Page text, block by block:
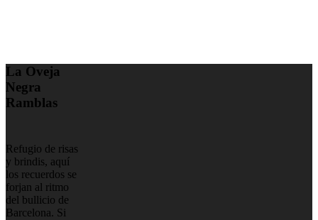
La Oveja
Negra
Ramblas
Refugio de risas
y brindis, aquí
los recuerdos se
forjan al ritmo
del bullicio de
Barcelona. Si